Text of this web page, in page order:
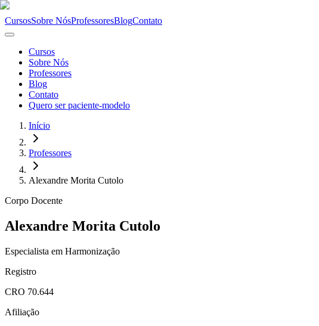
CursosSobre NósProfessoresBlogContato
Cursos
Sobre Nós
Professores
Blog
Contato
Quero ser paciente-modelo
Início
Professores
Alexandre Morita Cutolo
Corpo Docente
Alexandre Morita Cutolo
Especialista em Harmonização
Registro
CRO 70.644
Afiliação